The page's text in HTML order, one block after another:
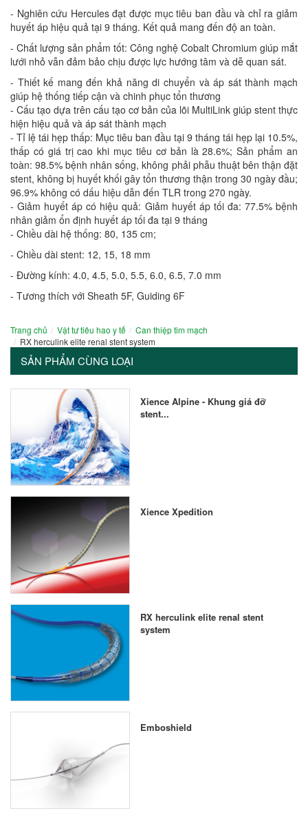
- Nghiên cứu Hercules đạt được mục tiêu ban đầu và chỉ ra giảm
huyết áp hiệu quả tại 9 tháng. Kết quả mang đến độ an toàn.
- Chất lượng sản phẩm tốt: Công nghệ Cobalt Chromium giúp mắt
lưới nhỏ vẫn đảm bảo chịu được lực hướng tâm và dễ quan sát.
- Thiết kế mang đến khả năng di chuyển và áp sát thành mạch
giúp hệ thống tiếp cận và chinh phục tổn thương
- Cấu tạo dựa trên cấu tạo cơ bản của lõi MultiLink giúp stent thực
hiện hiệu quả và áp sát thành mạch
- Tỉ lệ tái hẹp thấp: Mục tiêu ban đầu tại 9 tháng tái hẹp lại 10.5%,
thấp có giá trị cao khi mục tiêu cơ bản là 28.6%; Sản phẩm an
toàn: 98.5% bệnh nhân sống, không phải phẫu thuật bên thận đặt
stent, không bị huyết khối gây tổn thương thận trong 30 ngày đầu;
96.9% không có dấu hiệu dẫn đến TLR trong 270 ngày.
- Giảm huyết áp có hiệu quả: Giảm huyết áp tối đa: 77.5% bệnh
nhân giảm ổn định huyết áp tối đa tại 9 tháng
- Chiều dài hệ thống: 80, 135 cm;
- Chiều dài stent: 12, 15, 18 mm
- Đường kính: 4.0, 4.5, 5.0, 5.5, 6.0, 6.5, 7.0 mm
- Tương thích với Sheath 5F, Guiding 6F
Trang chủ Vật tư tiêu hao y tế
Can thiệp tim mạch
RX herculink elite renal stent system
SẢN PHẨM CÙNG LOẠI
Xience Alpine - Khung giá đỡ
stent...
Xience Xpedition
RX herculink elite renal stent
system
Emboshield